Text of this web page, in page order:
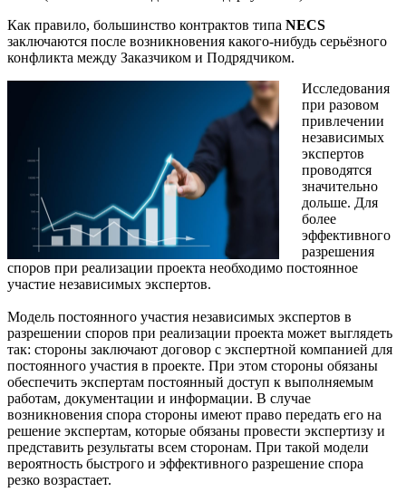
Как правило, большинство контрактов типа NECS
заключаются после возникновения какого-нибудь серьёзного
конфликта между Заказчиком и Подрядчиком.
Исследования
при разовом
привлечении
независимых
экспертов
проводятся
значительно
дольше. Для
более
эффективного
разрешения
споров при реализации проекта необходимо постоянное
участие независимых экспертов.
Модель постоянного участия независимых экспертов в
разрешении споров при реализации проекта может выглядеть
так: стороны заключают договор с экспертной компанией для
постоянного участия в проекте. При этом стороны обязаны
обеспечить экспертам постоянный доступ к выполняемым
работам, документации и информации. В случае
возникновения спора стороны имеют право передать его на
решение экспертам, которые обязаны провести экспертизу и
представить результаты всем сторонам. При такой модели
вероятность быстрого и эффективного разрешение спора
резко возрастает.